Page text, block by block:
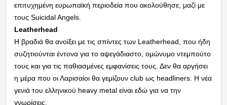
επιτυχημένη ευρωπαϊκή περιοδεία που ακολούθησε, μαζί με
τους Suicidal Angels.
Leatherhead
Η βραδιά θα ανοίξει με τις σπίντες των Leatherhead, που ήδη
συζητιούνται έντονα για το αψεγάδιαστο, ομώνυμο ντεμπούτο
τους και για τις παθιασμένες εμφανίσεις τους. Δεν θα αργήσει
η μέρα που οι Λαρισαίοι θα γεμίζουν club ως headliners. Η νέα
γενιά του ελληνικού heavy metal είναι εδώ για να την
γνωρίσεις.